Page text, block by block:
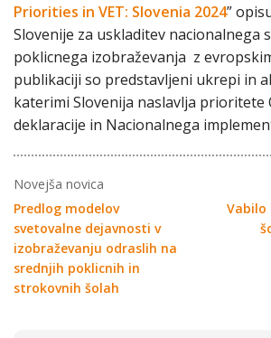
Priorities in VET: Slovenia 2024”
Slovenije za uskladitev nacionalnega
poklicnega izobraževanja z
publikaciji so predstavljeni ukrepi in
katerimi Slovenija naslavlja prioritete
deklaracije in Nacionalnega
Novejša novica
Predlog modelov
svetovalne dejavnosti v
izobraževanju odraslih na
srednjih poklicnih in
strokovnih šolah
Vabilo